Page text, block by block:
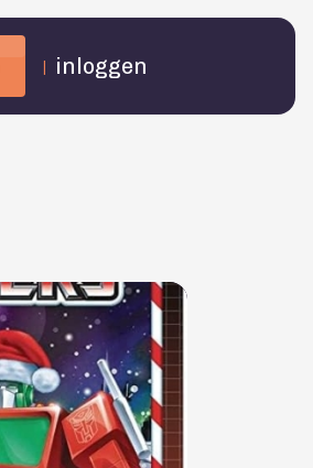
| inloggen